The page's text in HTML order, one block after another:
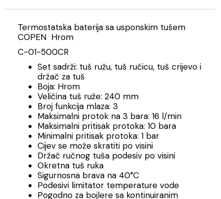
Termostatska baterija sa usponskim tušem
COPEN Hrom
C-01-500CR
Set sadrži: tuš ružu, tuš ručicu, tuš crijevo i
držač za tuš
Boja: Hrom
Veličina tuš ruže: 240 mm
Broj funkcija mlaza: 3
Maksimalni protok na 3 bara: 16 l/min
Maksimalni pritisak protoka: 10 bara
Minimalni pritisak protoka: 1 bar
Cijev se može skratiti po visini
Držač ručnog tuša podesiv po visini
Okretna tuš ruka
Sigurnosna brava na 40°C
Podesivi limitator temperature vode
Pogodno za bojlere sa kontinuiranim